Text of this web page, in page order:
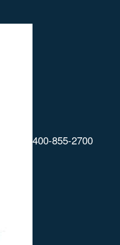
400-855-2700